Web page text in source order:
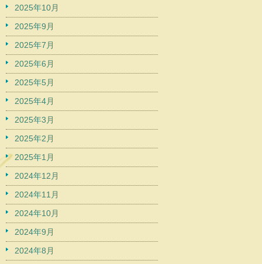
2025年10月
2025年9月
2025年7月
2025年6月
2025年5月
2025年4月
2025年3月
2025年2月
2025年1月
2024年12月
2024年11月
2024年10月
2024年9月
2024年8月